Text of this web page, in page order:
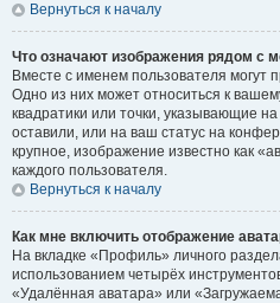
Вернуться к началу
Что означают изображения рядом с
Вместе с именем пользователя могут
Одно из них может относиться к
квадратики или точки, указывающие
оставили, или на ваш статус на
крупное, изображение известно как
каждого пользователя.
Вернуться к началу
Как мне включить отображение
На вкладке «Профиль» личного
использованием четырёх
«Удалённая аватара» или